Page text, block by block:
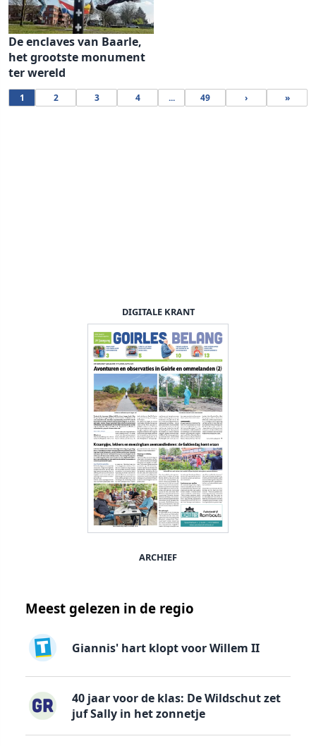
De enclaves van Baarle,
het grootste monument
ter wereld
1 2 3 4 ... 49 › »
DIGITALE KRANT
ARCHIEF
Meest gelezen in de regio
Giannis' hart klopt voor Willem II
40 jaar voor de klas: De Wildschut zet
juf Sally in het zonnetje